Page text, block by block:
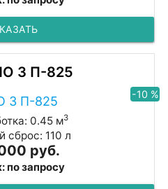
3 П-825
-10 %
0.45 м3
сброс: 110 л
руб.
по запросу